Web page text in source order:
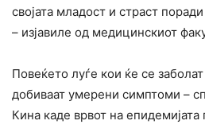
својата младост и страст
– изјавиле од медицинскиот
Повеќето луѓе кои ќе се
добиваат умерени симптоми –
Кина каде врвот на епидемијата